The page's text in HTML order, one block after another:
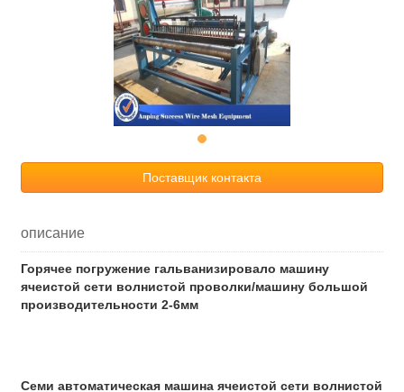
Поставщик контакта
описание
Горячее погружение гальванизировало машину
ячеистой сети волнистой проволки/машину большой
производительности 2-6мм
Семи автоматическая машина ячеистой сети волнистой